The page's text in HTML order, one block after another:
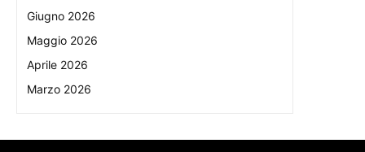
Giugno 2026
Maggio 2026
Aprile 2026
Marzo 2026